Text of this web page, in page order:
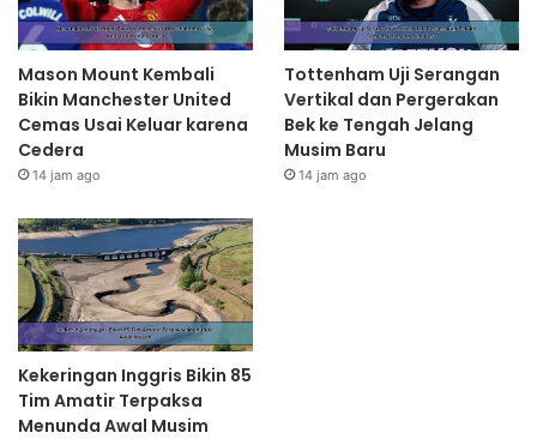
Mason Mount Kembali
Bikin Manchester United
Cemas Usai Keluar karena
Cedera
14 jam ago
Tottenham Uji Serangan
Vertikal dan Pergerakan
Bek ke Tengah Jelang
Musim Baru
14 jam ago
Kekeringan Inggris Bikin 85
Tim Amatir Terpaksa
Menunda Awal Musim